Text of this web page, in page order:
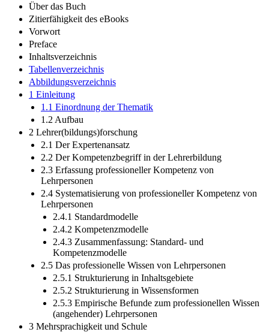
Über das Buch
Zitierfähigkeit des eBooks
Vorwort
Preface
Inhaltsverzeichnis
Tabellenverzeichnis
Abbildungsverzeichnis
1 Einleitung
1.1 Einordnung der Thematik
1.2 Aufbau
2 Lehrer(bildungs)forschung
2.1 Der Expertenansatz
2.2 Der Kompetenzbegriff in der Lehrerbildung
2.3 Erfassung professioneller Kompetenz von
Lehrpersonen
2.4 Systematisierung von professioneller Kompetenz von
Lehrpersonen
2.4.1 Standardmodelle
2.4.2 Kompetenzmodelle
2.4.3 Zusammenfassung: Standard- und
Kompetenzmodelle
2.5 Das professionelle Wissen von Lehrpersonen
2.5.1 Strukturierung in Inhaltsgebiete
2.5.2 Strukturierung in Wissensformen
2.5.3 Empirische Befunde zum professionellen Wissen
(angehender) Lehrpersonen
3 Mehrsprachigkeit und Schule